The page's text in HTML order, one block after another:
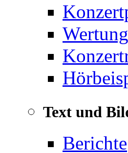
Text und
Berichte